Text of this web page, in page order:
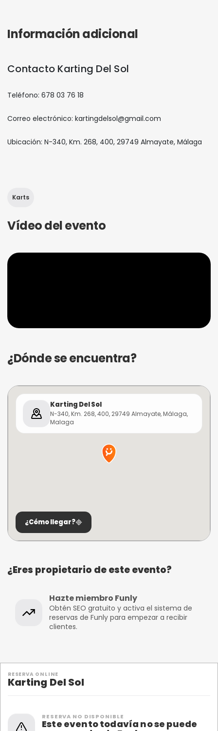
Información adicional
Contacto Karting Del Sol
Teléfono: 678 03 76 18
Correo electrónico: kartingdelsol@gmail.com
Ubicación: N-340, Km. 268, 400, 29749 Almayate, Málaga
Karts
Vídeo del evento
¿Dónde se encuentra?
Karting Del Sol
N-340, Km. 268, 400, 29749 Almayate, Málaga,
Malaga
¿Cómo llegar?
¿Eres propietario de este evento?
Hazte miembro Funly
Obtén SEO gratuito y activa el sistema de
reservas de Funly para empezar a recibir
clientes.
RESERVA ONLINE
Karting Del Sol
RESERVA NO DISPONIBLE
Este evento todavía no se puede